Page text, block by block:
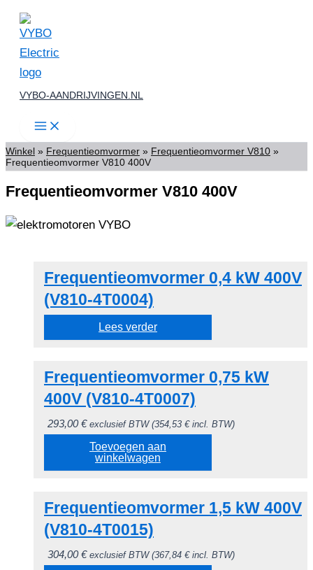
Ga
naar
inhoud
VYBO-AANDRIJVINGEN.NL
Winkel » Frequentieomvormer » Frequentieomvormer V810 »
Frequentieomvormer V810 400V
Frequentieomvormer V810 400V
Frequentieomvormer 0,4 kW 400V
(V810-4T0004)
Lees verder
Frequentieomvormer 0,75 kW
400V (V810-4T0007)
293,00€ exclusief BTW (354,53 €incl. BTW)
Toevoegen aan
winkelwagen
Frequentieomvormer 1,5 kW 400V
(V810-4T0015)
304,00€ exclusief BTW (367,84 €incl. BTW)